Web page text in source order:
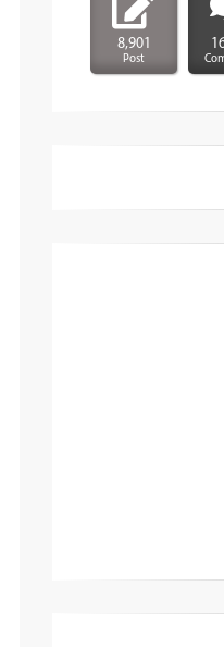
8,901
Post